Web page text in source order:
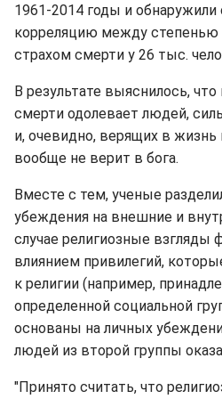
1961-2014 годы и
корреляцию между степенью
страхом смерти у 26 тыс.
В результате выяснилось,
смерти одолевает людей,
и, очевидно, верящих в жизнь
вообще не верит в бога.
Вместе с тем, ученые
убеждения на внешние и
случае религиозные взгляды
влиянием привилегий,
к религии (например,
определенной социальной
основаны на личных
людей из второй группы
"Принято считать, что